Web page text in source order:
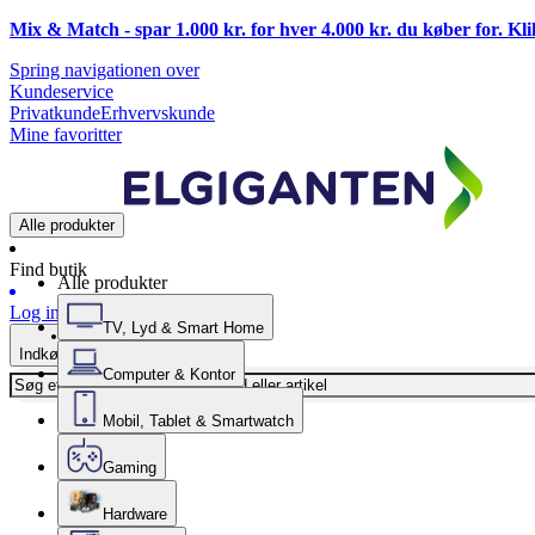
Mix & Match - spar 1.000 kr. for hver 4.000 kr. du køber for.
Spring navigationen over
Kundeservice
PrivatkundeErhvervskunde
Mine favoritter
Alle produkter
Find butik
Log ind
Indkøbskurv
Alle produkter
TV, Lyd & Smart Home
Computer & Kontor
Mobil, Tablet & Smartwatch
Gaming
Hardware